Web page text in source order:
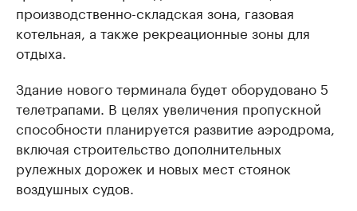
производственно-складская зона, газовая
котельная, а также рекреационные зоны для
отдыха.
Здание нового терминала будет оборудовано 5
телетрапами. В целях увеличения пропускной
способности планируется развитие аэродрома,
включая строительство дополнительных
рулежных дорожек и новых мест стоянок
воздушных судов.